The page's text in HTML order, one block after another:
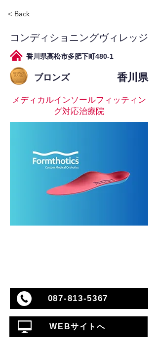
< Back
コンディショニングヴィレッジ
香川県高松市多肥下町480-1
ブロンズ 香川県
メディカルインソールフィッティン
グ対応治療院
087-813-5367
WEBサイトへ